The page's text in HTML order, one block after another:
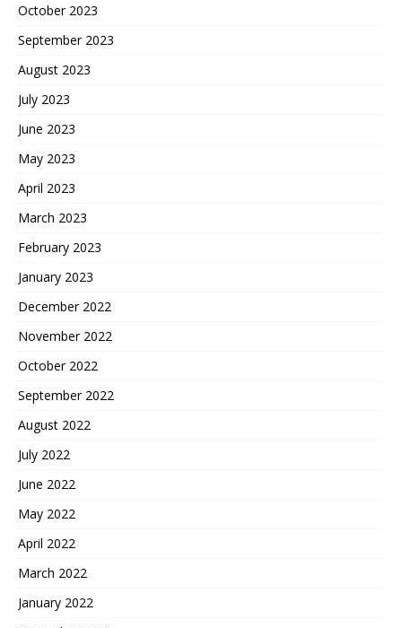
October 2023
September 2023
August 2023
July 2023
June 2023
May 2023
April 2023
March 2023
February 2023
January 2023
December 2022
November 2022
October 2022
September 2022
August 2022
July 2022
June 2022
May 2022
April 2022
March 2022
January 2022